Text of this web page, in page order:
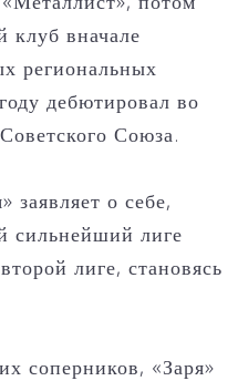
клуб вначале
региональных
дебютировал во
Союза.
заявляет о себе,
сильнейший лиге
лиге, становясь
соперников, «Заря»